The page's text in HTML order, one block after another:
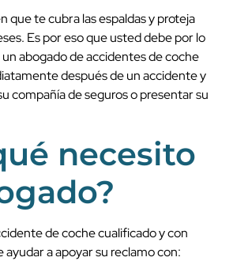
que te cubra las espaldas y proteja
Es por eso que usted debe por lo
abogado de accidentes de coche
después de un accidente y
compañía de seguros o presentar su
necesito
de coche cualificado y con
a apoyar su reclamo con: